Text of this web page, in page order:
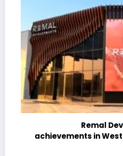
Remal
achievements in West